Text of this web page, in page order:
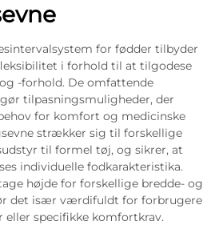
for fødder tilbyder
i forhold til at tilgodese
-forhold. De omfattende
tilpasningsmuligheder, der
for komfort og medicinske
strækker sig til forskellige
til formel tøj, og sikrer, at
individuelle fodkarakteristika.
højde for forskellige bredde- og
det især værdifuldt for forbrugere
specifikke komfortkrav.